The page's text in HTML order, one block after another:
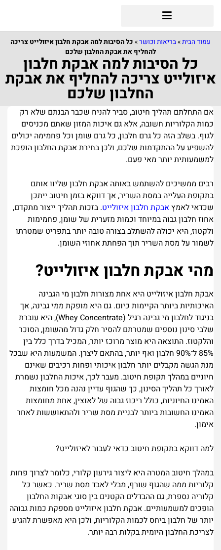
עמוד הבית»בריאות וכושר» כל הסיבות למה אבקת חלבון איזולייט צריכה
להחליף את אבקת החלבון שלכם
כל הסיבות למה אבקת חלבון
איזולייט צריכה להחליף את אבקת
החלבון שלכם
אם התחלתם תהליך חיטוב, סביר להניח שכבר הבנתם שלא רק
כמות הקלוריות חשובה, אלא גם איכות המזון שאתם מכניסים
לגוף. בשלב הזה כל גרם חלבון, כל גרם שומן וכל פחמימה יכולים
להשפיע על ההתקדמות שלכם, ולכן בחירת אבקת החלבון הופכת
למשמעותית יותר מאי פעם.
רבים ממשיכים להשתמש באותה אבקת חלבון שליוו אותם
בתקופת העלייה במסת השריר, אך דווקא בזמן חיטוב ייתכן
שכדאי לאמץאבקת חלבון איזולייט. בזכות תהליך ייצור מתקדם,
אחוז חלבון גבוה במיוחד וכמות מזערית של שומן, פחמימות
ולקטוז, היא יכולה להשתלב בצורה טובה יותר בתפריט שמטרתו
לשמור על מסת השריר תוך הפחתת אחוזי השומן.
מהי אבקת חלבון איזולייט?
אבקת חלבון איזולייט היא אחת מצורות חלבון מי הגבינה
האיכותיות ביותר הקיימות כיום. גם היא מופקת ממי גבינה, אך
בניגוד לחלבון מי גבינה רגיל (Whey Concentrate), היא עוברת
שלבי סינון נוספים שמטרתם להסיר חלק גדול מהשומן, הסוכר
והלקטוז. התוצאה היא מוצר מרוכז יותר, המכיל בדרך כלל בין
85% ל־90% חלבון ואף יותר, בהתאם ליצרן. המשמעות היא שבכל
מנת הגשה מקבלים יותר חלבון איכותי ופחות רכיבים שאינם
חיוניים במהלך תקופת חיטוב. מעבר לכך, איכות החלבון נשמרת
לאורך כל תהליך הסינון, כך שהגוף עדיין נהנה מכל חומצות
האמינו החיוניות, כולל ריכוז גבוה של לאוצין, אחת מחומצות
האמינו החשובות ביותר לבניית מסת שריר ולהתאוששות לאחר
אימון.
למה דווקא בתקופת חיטוב כדאי לעבור לאיזולייט?
במהלך חיטוב המטרה היא ליצור גירעון קלורי, כלומר לצרוך פחות
קלוריות ממה שהגוף שורף, מבלי לאבד מסת שריר. כאשר כל
קלוריה נספרת, גם ההבדלים הקטנים בין סוגי אבקות החלבון
הופכים למשמעותיים. אבקת חלבון איזולייט מספקת כמות גבוהה
יותר של חלבון ביחס לכמות הקלוריות, ולכן היא מאפשרת להגיע
לצריכת החלבון היומית בקלות רבה יותר.